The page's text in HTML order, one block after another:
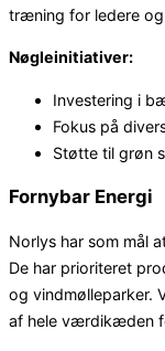
træning for ledere og
Nøgleinitiativer:
Investering i
Fokus på
Støtte til grøn
Fornybar Energi
Norlys har som mål
De har prioriteret
og vindmølleparker.
af hele værdikæden